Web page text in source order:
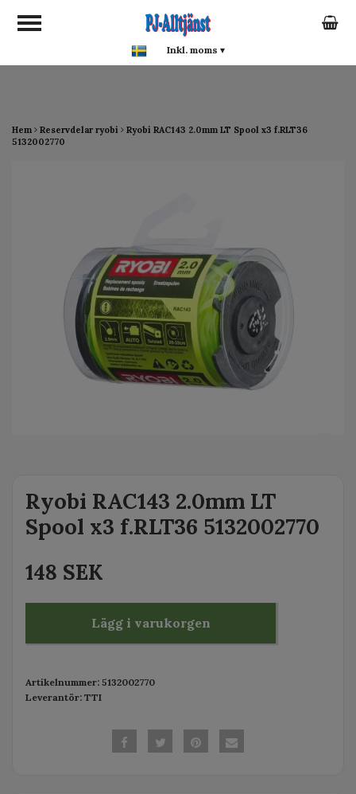
google-site-verification:
google0142a1f5f0015a93.html
Hem Reservdelar ryobi
Ryobi RAC143 2.0mm LT Spool x3 f.RLT36
5132002770
Ryobi RAC143 2.0mm LT
Spool x3 f.RLT36 5132002770
148 SEK
Lägg i varukorgen
Artikelnummer: 5132002770
Leverantör: TTI
Inkl. moms ▾